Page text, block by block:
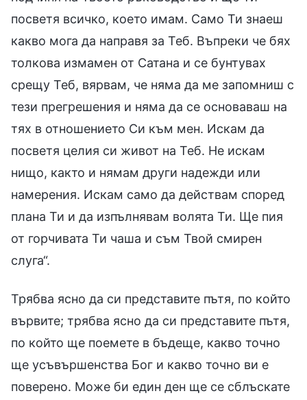
посветя всичко, което имам. Само Ти знаеш
какво мога да направя за Теб. Въпреки че бях
толкова измамен от Сатана и се бунтувах
срещу Теб, вярвам, че няма да ме запомниш с
тези прегрешения и няма да се основаваш на
тях в отношението Си към мен. Искам да
посветя целия си живот на Теб. Не искам
нищо, както и нямам други надежди или
намерения. Искам само да действам според
плана Ти и да изпълнявам волята Ти. Ще пия
от горчивата Ти чаша и съм Твой смирен
слуга“.
Трябва ясно да си представите пътя, по който
вървите; трябва ясно да си представите пътя,
по който ще поемете в бъдеще, какво точно
ще усъвършенства Бог и какво точно ви е
поверено. Може би един ден ще се сблъскате